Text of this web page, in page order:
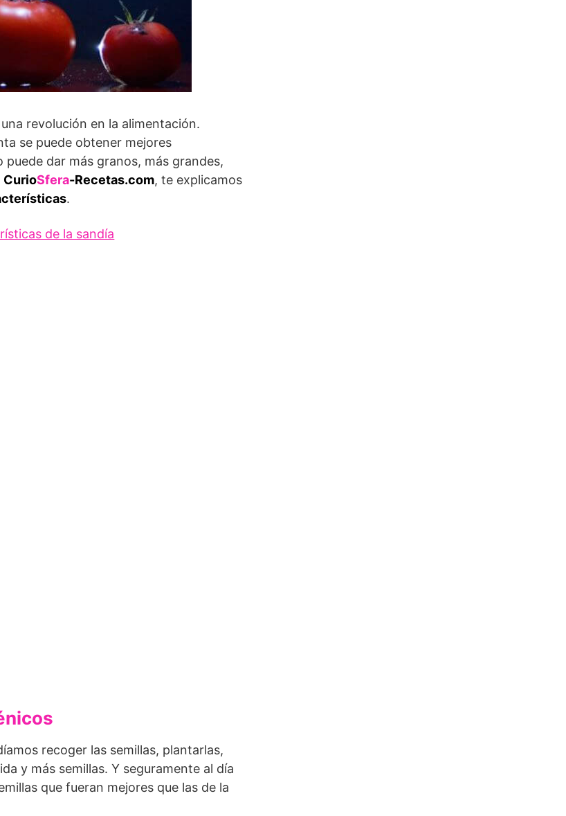
revolución en la alimentación.
se puede obtener mejores
puede dar más granos, más grandes,
CurioSfera-Recetas.com, te explicamos
.
de la sandía
recoger las semillas, plantarlas,
y más semillas. Y seguramente al día
que fueran mejores que las de la